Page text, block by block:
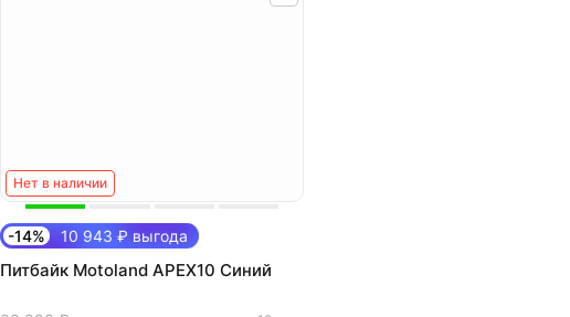
Нет в наличии
-14% 10 943 ₽ выгода
Питбайк Motoland APEX10 Синий